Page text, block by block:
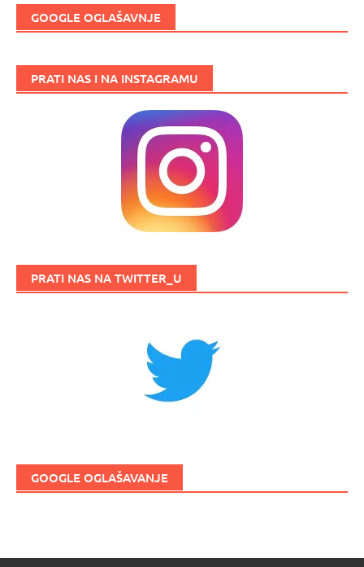
GOOGLE OGLAŠAVNJE
PRATI NAS I NA INSTAGRAMU
PRATI NAS NA TWITTER_U
GOOGLE OGLAŠAVANJE